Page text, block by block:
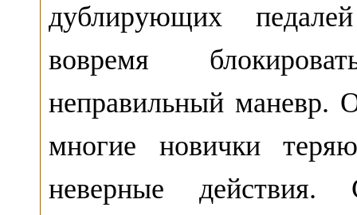
дублирующих
вовремя
неправильный маневр.
многие новички
неверные